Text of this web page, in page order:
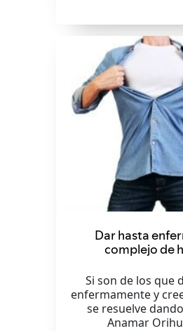
Dar hasta
complejo de
Si son de los que
enfermamente y
se resuelve
Anamar